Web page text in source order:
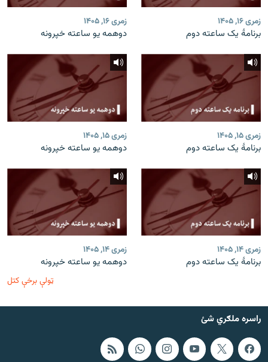
زمری ۱۶, ۱۴۰۵
برنامۀ یک ساعته دوم
زمری ۱۶, ۱۴۰۵
دوهمه یو ساعته خپرونه
زمری ۱۵, ۱۴۰۵
برنامۀ یک ساعته دوم
زمری ۱۵, ۱۴۰۵
دوهمه یو ساعته خپرونه
زمری ۱۴, ۱۴۰۵
برنامۀ یک ساعته دوم
زمری ۱۴, ۱۴۰۵
دوهمه یو ساعته خپرونه
ټولې برخې کتل
راسره ملګري شئ